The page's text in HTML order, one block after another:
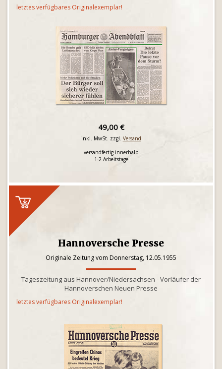
letztes verfügbares Originalexemplar!
49,00 €
inkl. MwSt. zzgl. Versand
versandfertig innerhalb
1-2 Arbeitstage
Hannoversche Presse
Originale Zeitung vom Donnerstag, 12.05.1955
Tageszeitung aus Hannover/Niedersachsen - Vorläufer der
Hannoverschen Neuen Presse
letztes verfügbares Originalexemplar!